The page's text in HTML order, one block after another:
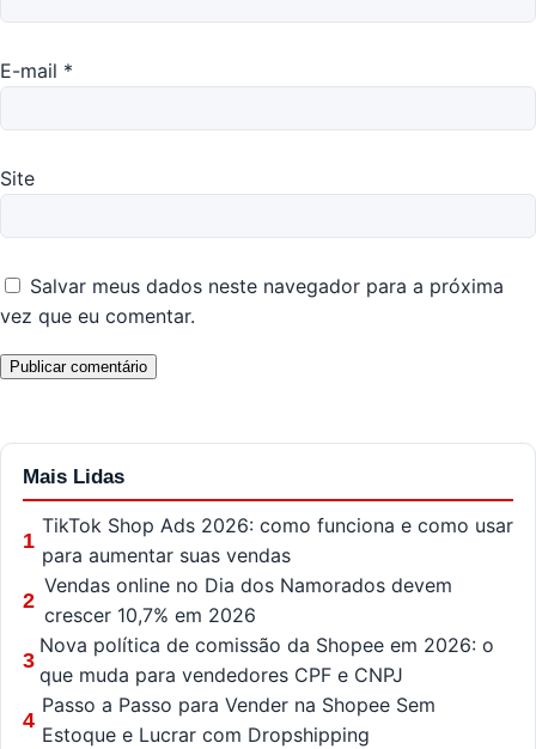
E-mail *
Site
Salvar meus dados neste navegador para a próxima
vez que eu comentar.
Mais Lidas
1
TikTok Shop Ads 2026: como funciona e como usar
para aumentar suas vendas
2
Vendas online no Dia dos Namorados devem
crescer 10,7% em 2026
3
Nova política de comissão da Shopee em 2026: o
que muda para vendedores CPF e CNPJ
4
Passo a Passo para Vender na Shopee Sem
Estoque e Lucrar com Dropshipping